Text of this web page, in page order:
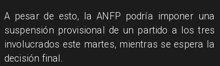
A pesar de esto, la ANFP podría imponer una
suspensión provisional de un partido a los tres
involucrados este martes, mientras se espera la
decisión final.